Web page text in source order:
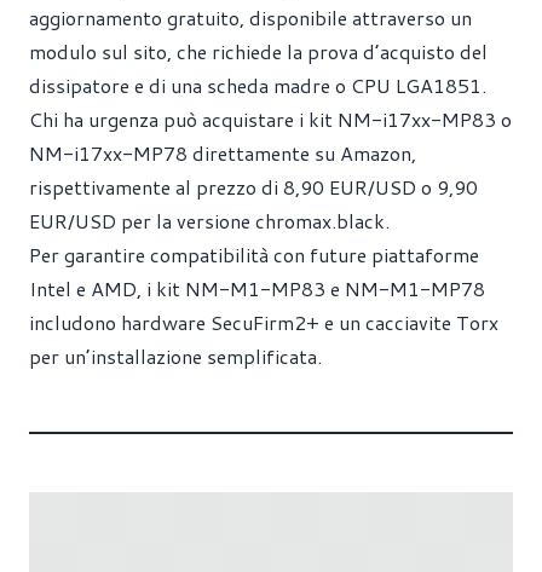
aggiornamento gratuito, disponibile attraverso un
modulo sul sito, che richiede la prova d’acquisto del
dissipatore e di una scheda madre o CPU LGA1851.
Chi ha urgenza può acquistare i kit NM-i17xx-MP83 o
NM-i17xx-MP78 direttamente su Amazon,
rispettivamente al prezzo di 8,90 EUR/USD o 9,90
EUR/USD per la versione chromax.black.
Per garantire compatibilità con future piattaforme
Intel e AMD, i kit NM-M1-MP83 e NM-M1-MP78
includono hardware SecuFirm2+ e un cacciavite Torx
per un’installazione semplificata.